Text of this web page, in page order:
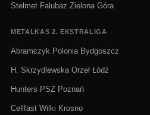
Stelmet Falubaz Zielona Góra
METALKAS 2. EKSTRALIGA
Abramczyk Polonia Bydgoszcz
H. Skrzydlewska Orzeł Łódź
Hunters PSŻ Poznań
Cellfast Wilki Krosno